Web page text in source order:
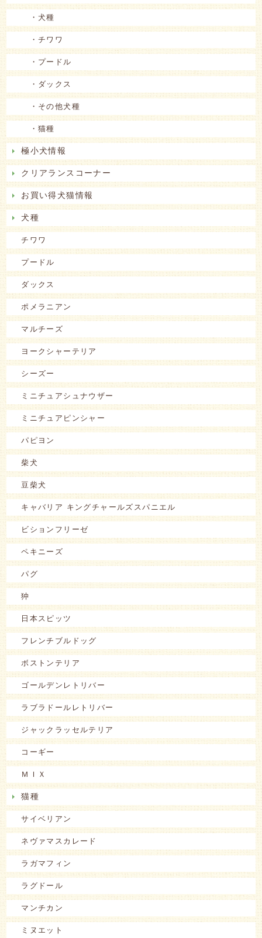
・犬種
・チワワ
・プードル
・ダックス
・その他犬種
・猫種
極小犬情報
クリアランスコーナー
お買い得犬猫情報
犬種
チワワ
プードル
ダックス
ポメラニアン
マルチーズ
ヨークシャーテリア
シーズー
ミニチュアシュナウザー
ミニチュアピンシャー
パピヨン
柴犬
豆柴犬
キャバリア キングチャールズスパニエル
ビションフリーゼ
ペキニーズ
パグ
狆
日本スピッツ
フレンチブルドッグ
ボストンテリア
ゴールデンレトリバー
ラブラドールレトリバー
ジャックラッセルテリア
コーギー
ＭＩＸ
猫種
サイベリアン
ネヴァマスカレード
ラガマフィン
ラグドール
マンチカン
ミヌエット